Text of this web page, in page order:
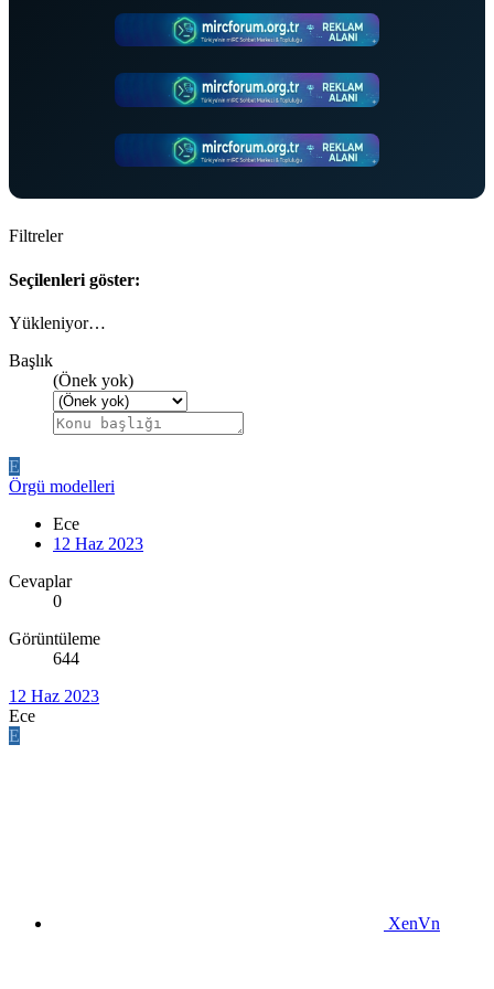
Filtreler
Seçilenleri göster:
Yükleniyor…
Başlık
(Önek yok)
E
Örgü modelleri
Ece
12 Haz 2023
Cevaplar
0
Görüntüleme
644
12 Haz 2023
Ece
E
XenVn